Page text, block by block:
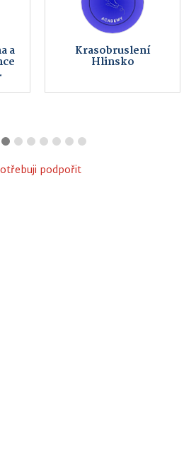
a Krasobruslení
Hlinsko
podpořit